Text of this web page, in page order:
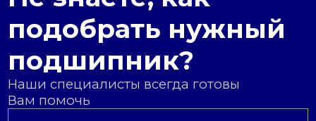
подобрать нужный
подшипник?
Наши специалисты всегда готовы
Вам помочь